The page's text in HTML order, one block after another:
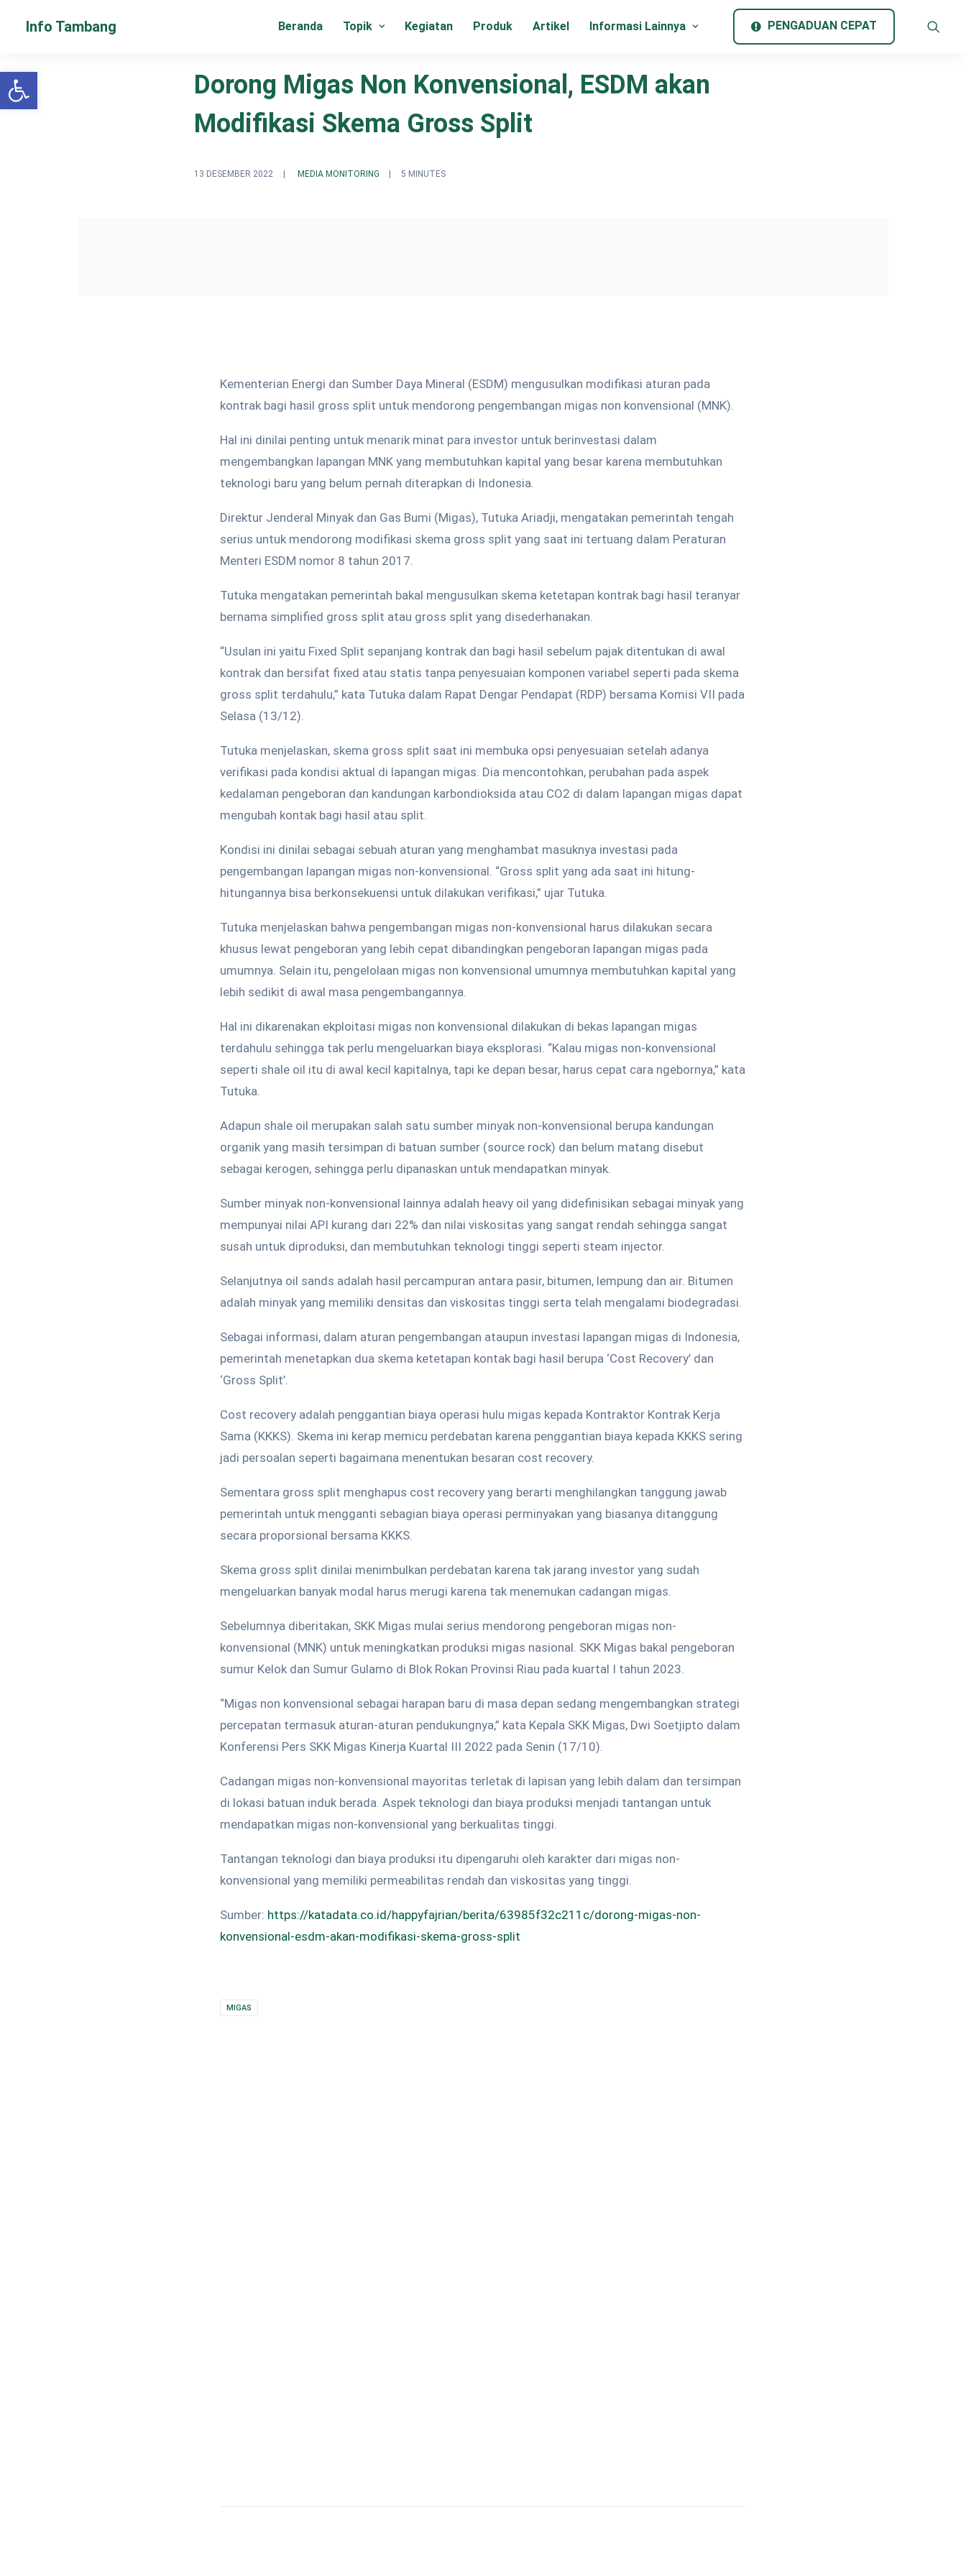
Info Tambang Beranda Topik Kegiatan Produk Artikel Informasi Lainnya PENGADUAN CEPAT
Dorong Migas Non Konvensional, ESDM akan
Modifikasi Skema Gross Split
13 DESEMBER 2022 MEDIA MONITORING 5 MINUTES
Kementerian Energi dan Sumber Daya Mineral (ESDM) mengusulkan modifikasi aturan pada
kontrak bagi hasil gross split untuk mendorong pengembangan migas non konvensional (MNK).
Hal ini dinilai penting untuk menarik minat para investor untuk berinvestasi dalam
mengembangkan lapangan MNK yang membutuhkan kapital yang besar karena membutuhkan
teknologi baru yang belum pernah diterapkan di Indonesia.
Direktur Jenderal Minyak dan Gas Bumi (Migas), Tutuka Ariadji, mengatakan pemerintah tengah
serius untuk mendorong modifikasi skema gross split yang saat ini tertuang dalam Peraturan
Menteri ESDM nomor 8 tahun 2017.
Tutuka mengatakan pemerintah bakal mengusulkan skema ketetapan kontrak bagi hasil teranyar
bernama simplified gross split atau gross split yang disederhanakan.
“Usulan ini yaitu Fixed Split sepanjang kontrak dan bagi hasil sebelum pajak ditentukan di awal
kontrak dan bersifat fixed atau statis tanpa penyesuaian komponen variabel seperti pada skema
gross split terdahulu,” kata Tutuka dalam Rapat Dengar Pendapat (RDP) bersama Komisi VII pada
Selasa (13/12).
Tutuka menjelaskan, skema gross split saat ini membuka opsi penyesuaian setelah adanya
verifikasi pada kondisi aktual di lapangan migas. Dia mencontohkan, perubahan pada aspek
kedalaman pengeboran dan kandungan karbondioksida atau CO2 di dalam lapangan migas dapat
mengubah kontak bagi hasil atau split.
Kondisi ini dinilai sebagai sebuah aturan yang menghambat masuknya investasi pada
pengembangan lapangan migas non-konvensional. “Gross split yang ada saat ini hitung-
hitungannya bisa berkonsekuensi untuk dilakukan verifikasi,” ujar Tutuka.
Tutuka menjelaskan bahwa pengembangan migas non-konvensional harus dilakukan secara
khusus lewat pengeboran yang lebih cepat dibandingkan pengeboran lapangan migas pada
umumnya. Selain itu, pengelolaan migas non konvensional umumnya membutuhkan kapital yang
lebih sedikit di awal masa pengembangannya.
Hal ini dikarenakan ekploitasi migas non konvensional dilakukan di bekas lapangan migas
terdahulu sehingga tak perlu mengeluarkan biaya eksplorasi. “Kalau migas non-konvensional
seperti shale oil itu di awal kecil kapitalnya, tapi ke depan besar, harus cepat cara ngebornya,” kata
Tutuka.
Adapun shale oil merupakan salah satu sumber minyak non-konvensional berupa kandungan
organik yang masih tersimpan di batuan sumber (source rock) dan belum matang disebut
sebagai kerogen, sehingga perlu dipanaskan untuk mendapatkan minyak.
Sumber minyak non-konvensional lainnya adalah heavy oil yang didefinisikan sebagai minyak yang
mempunyai nilai API kurang dari 22% dan nilai viskositas yang sangat rendah sehingga sangat
susah untuk diproduksi, dan membutuhkan teknologi tinggi seperti steam injector.
Selanjutnya oil sands adalah hasil percampuran antara pasir, bitumen, lempung dan air. Bitumen
adalah minyak yang memiliki densitas dan viskositas tinggi serta telah mengalami biodegradasi.
Sebagai informasi, dalam aturan pengembangan ataupun investasi lapangan migas di Indonesia,
pemerintah menetapkan dua skema ketetapan kontak bagi hasil berupa ‘Cost Recovery’ dan
‘Gross Split’.
Cost recovery adalah penggantian biaya operasi hulu migas kepada Kontraktor Kontrak Kerja
Sama (KKKS). Skema ini kerap memicu perdebatan karena penggantian biaya kepada KKKS sering
jadi persoalan seperti bagaimana menentukan besaran cost recovery.
Sementara gross split menghapus cost recovery yang berarti menghilangkan tanggung jawab
pemerintah untuk mengganti sebagian biaya operasi perminyakan yang biasanya ditanggung
secara proporsional bersama KKKS.
Skema gross split dinilai menimbulkan perdebatan karena tak jarang investor yang sudah
mengeluarkan banyak modal harus merugi karena tak menemukan cadangan migas.
Sebelumnya diberitakan, SKK Migas mulai serius mendorong pengeboran migas non-
konvensional (MNK) untuk meningkatkan produksi migas nasional. SKK Migas bakal pengeboran
sumur Kelok dan Sumur Gulamo di Blok Rokan Provinsi Riau pada kuartal I tahun 2023.
“Migas non konvensional sebagai harapan baru di masa depan sedang mengembangkan strategi
percepatan termasuk aturan-aturan pendukungnya,” kata Kepala SKK Migas, Dwi Soetjipto dalam
Konferensi Pers SKK Migas Kinerja Kuartal III 2022 pada Senin (17/10).
Cadangan migas non-konvensional mayoritas terletak di lapisan yang lebih dalam dan tersimpan
di lokasi batuan induk berada. Aspek teknologi dan biaya produksi menjadi tantangan untuk
mendapatkan migas non-konvensional yang berkualitas tinggi.
Tantangan teknologi dan biaya produksi itu dipengaruhi oleh karakter dari migas non-
konvensional yang memiliki permeabilitas rendah dan viskositas yang tinggi.
Sumber: https://katadata.co.id/happyfajrian/berita/63985f32c211c/dorong-migas-non-
konvensional-esdm-akan-modifikasi-skema-gross-split
MIGAS
Open toolbar